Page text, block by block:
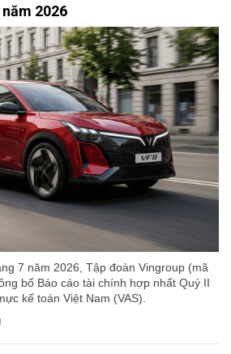
2026
7 năm 2026, Tập đoàn Vingroup (mã
bố Báo cáo tài chính hợp nhất Quý II
kế toán Việt Nam (VAS).